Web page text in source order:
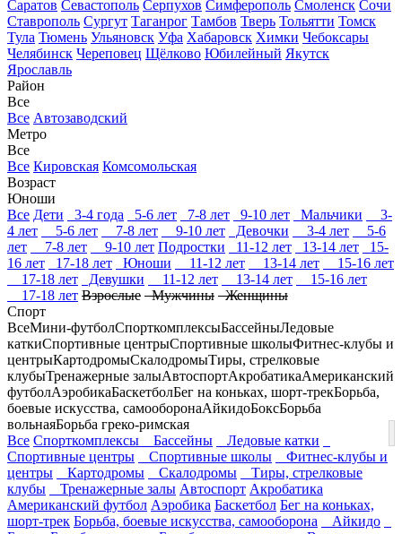
Саратов Севастополь Серпухов Симферополь Смоленск Сочи
Ставрополь Сургут Таганрог Тамбов Тверь Тольятти Томск
Тула Тюмень Ульяновск Уфа Хабаровск Химки Чебоксары
Челябинск Череповец Щёлково Юбилейный Якутск
Ярославль
Район
Все
Все Автозаводский
Метро
Все
Все Кировская Комсомольская
Возраст
Юноши
Все Дети 3-4 года 5-6 лет 7-8 лет 9-10 лет Мальчики
3-
4 лет
5-6 лет 7-8 лет 9-10 лет Девочки 3-4 лет
5-6
лет
7-8 лет 9-10 лет Подростки 11-12 лет 13-14 лет
15-
16 лет
17-18 лет Юноши 11-12 лет 13-14 лет
15-16 лет
17-18 лет
Девушки 11-12 лет 13-14 лет
15-16 лет
17-18 лет Взрослые Мужчины Женщины
Спорт
ВсеМини-футболСпорткомплексыБассейныЛедовые
каткиСпортивные центрыСпортивные школыФитнес-клубы и
центрыКартодромыСкалодромыТиры, стрелковые
клубыТренажерные залыАвтоспортАкробатикаАмериканский
футболАэробикаБаскетболБег на коньках, шорт-трекБорьба,
боевые искусства, самооборонаАйкидоБоксБорьба
вольнаяБорьба греко-римская
Все Спорткомплексы Бассейны
Ледовые катки
Спортивные центры
Спортивные школы
Фитнес-клубы и
центры
Картодромы Скалодромы
Тиры, стрелковые
клубы
Тренажерные залы Автоспорт Акробатика
Американский футбол Аэробика Баскетбол Бег на коньках,
шорт-трек Борьба, боевые искусства, самооборона
Айкидо